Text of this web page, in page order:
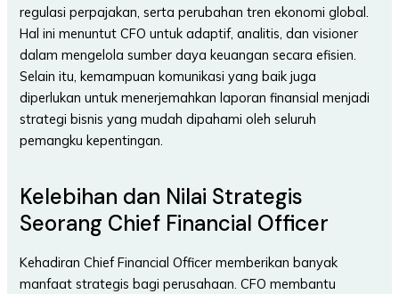
regulasi perpajakan, serta perubahan tren ekonomi global.
Hal ini menuntut CFO untuk adaptif, analitis, dan visioner
dalam mengelola sumber daya keuangan secara efisien.
Selain itu, kemampuan komunikasi yang baik juga
diperlukan untuk menerjemahkan laporan finansial menjadi
strategi bisnis yang mudah dipahami oleh seluruh
pemangku kepentingan.
Kelebihan dan Nilai Strategis
Seorang Chief Financial Officer
Kehadiran Chief Financial Officer memberikan banyak
manfaat strategis bagi perusahaan. CFO membantu